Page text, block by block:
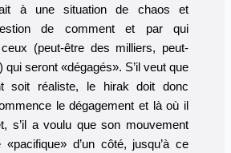
à une situation de chaos et
de comment et par qui
(peut-être des milliers, peut-
qui seront «dégagés». S’il veut que
soit réaliste, le hirak doit donc
le dégagement et là où il
s’il a voulu que son mouvement
d’un côté, jusqu’à ce